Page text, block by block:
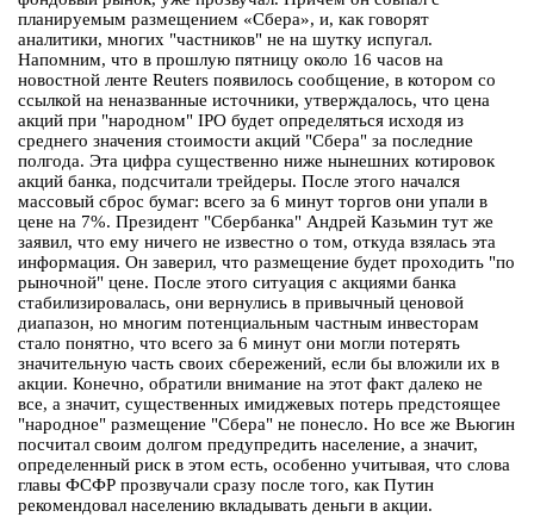
планируемым размещением «Сбера», и, как говорят
аналитики, многих "частников" не на шутку испугал.
Напомним, что в прошлую пятницу около 16 часов на
новостной ленте Reuters появилось сообщение, в котором со
ссылкой на неназванные источники, утверждалось, что цена
акций при "народном" IPO будет определяться исходя из
среднего значения стоимости акций "Сбера" за последние
полгода. Эта цифра существенно ниже нынешних котировок
акций банка, подсчитали трейдеры. После этого начался
массовый сброс бумаг: всего за 6 минут торгов они упали в
цене на 7%. Президент "Сбербанка" Андрей Казьмин тут же
заявил, что ему ничего не известно о том, откуда взялась эта
информация. Он заверил, что размещение будет проходить "по
рыночной" цене. После этого ситуация с акциями банка
стабилизировалась, они вернулись в привычный ценовой
диапазон, но многим потенциальным частным инвесторам
стало понятно, что всего за 6 минут они могли потерять
значительную часть своих сбережений, если бы вложили их в
акции. Конечно, обратили внимание на этот факт далеко не
все, а значит, существенных имиджевых потерь предстоящее
"народное" размещение "Сбера" не понесло. Но все же Вьюгин
посчитал своим долгом предупредить население, а значит,
определенный риск в этом есть, особенно учитывая, что слова
главы ФСФР прозвучали сразу после того, как Путин
рекомендовал населению вкладывать деньги в акции.